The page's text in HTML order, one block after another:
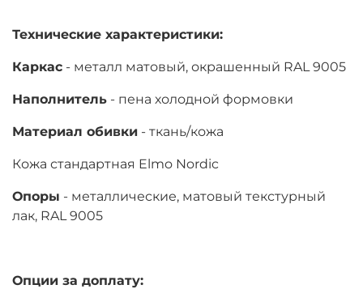
Технические характеристики:
Каркас - металл матовый, окрашенный RAL 9005
Наполнитель - пена холодной формовки
Материал обивки - ткань/кожа
Кожа стандартная Elmo Nordic
Опоры - металлические, матовый текстурный
лак, RAL 9005
Опции за доплату: